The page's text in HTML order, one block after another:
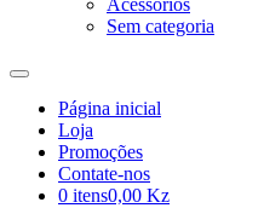
Acessórios
Sem categoria
Página inicial
Loja
Promoções
Contate-nos
0 itens0,00 Kz